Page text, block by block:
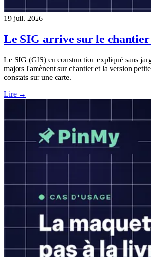
19 juil. 2026
Le SIG arrive sur le chantier
Le SIG (GIS) en construction expliqué sans
majors l'amènent sur chantier et la version
constats sur une carte.
Lire →